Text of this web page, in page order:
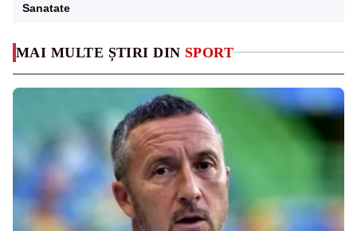
MAI MULTE ȘTIRI DIN SPORT
Sanatate